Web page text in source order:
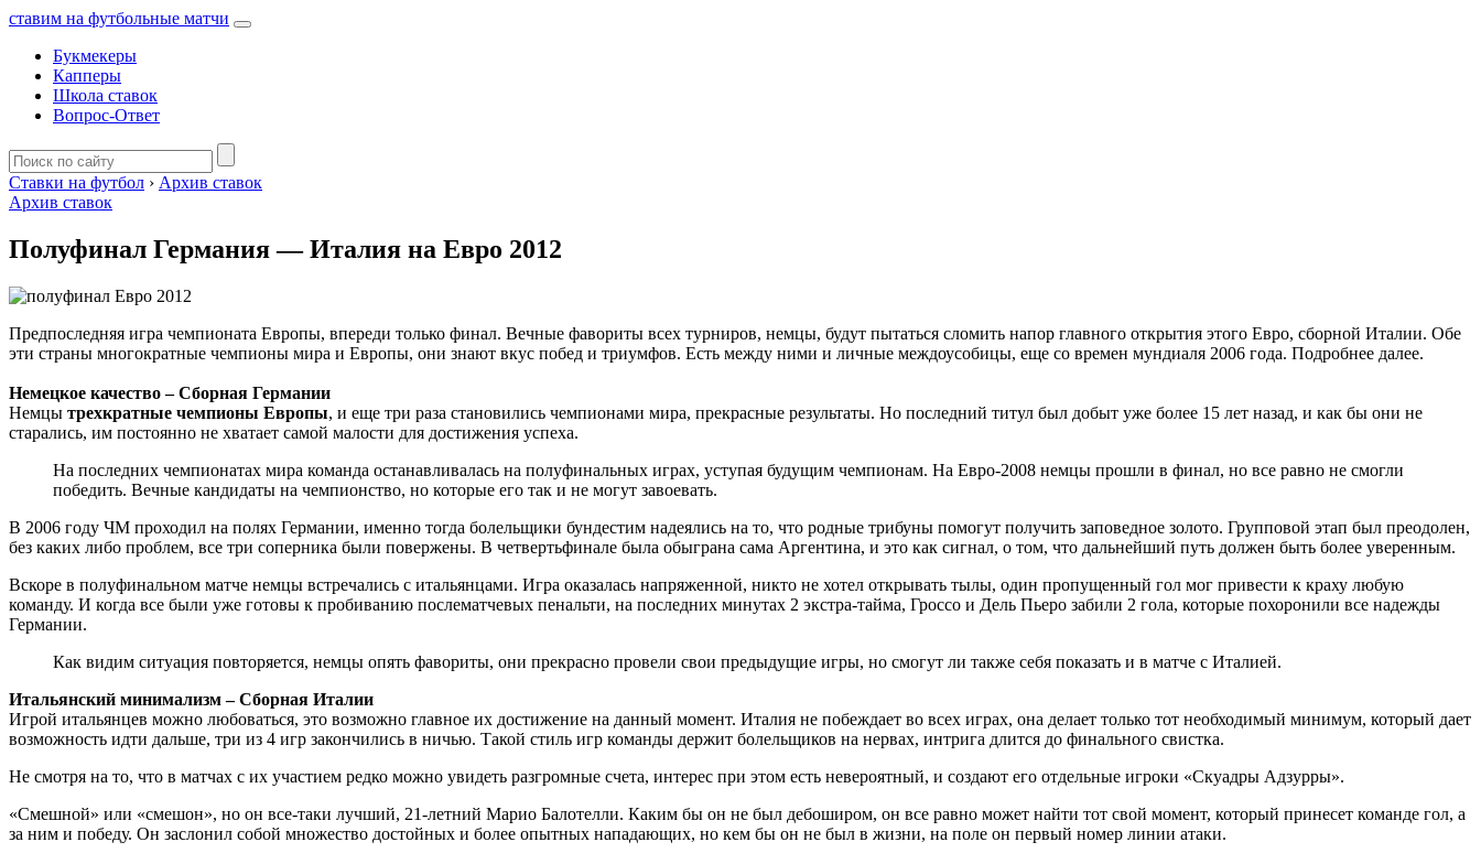
ставим на футбольные матчи
Букмекеры
Капперы
Школа ставок
Вопрос-Ответ
Ставки на футбол › Архив ставок
Архив ставок
Полуфинал Германия — Италия на Евро 2012
Предпоследняя игра чемпионата Европы, впереди только финал. Вечные фавориты всех турниров, немцы, будут пытаться сломить напор главного открытия этого Евро, сборной Италии. Обе
эти страны многократные чемпионы мира и Европы, они знают вкус побед и триумфов. Есть между ними и личные междоусобицы, еще со времен мундиаля 2006 года. Подробнее далее.
Немецкое качество – Сборная Германии
Немцы трехкратные чемпионы Европы, и еще три раза становились чемпионами мира, прекрасные результаты. Но последний титул был добыт уже более 15 лет назад, и как бы они не
старались, им постоянно не хватает самой малости для достижения успеха.
На последних чемпионатах мира команда останавливалась на полуфинальных играх, уступая будущим чемпионам. На Евро-2008 немцы прошли в финал, но все равно не смогли
победить. Вечные кандидаты на чемпионство, но которые его так и не могут завоевать.
В 2006 году ЧМ проходил на полях Германии, именно тогда болельщики бундестим надеялись на то, что родные трибуны помогут получить заповедное золото. Групповой этап был преодолен,
без каких либо проблем, все три соперника были повержены. В четвертьфинале была обыграна сама Аргентина, и это как сигнал, о том, что дальнейший путь должен быть более уверенным.
Вскоре в полуфинальном матче немцы встречались с итальянцами. Игра оказалась напряженной, никто не хотел открывать тылы, один пропущенный гол мог привести к краху любую
команду. И когда все были уже готовы к пробиванию послематчевых пенальти, на последних минутах 2 экстра-тайма, Гроссо и Дель Пьеро забили 2 гола, которые похоронили все надежды
Германии.
Как видим ситуация повторяется, немцы опять фавориты, они прекрасно провели свои предыдущие игры, но смогут ли также себя показать и в матче с Италией.
Итальянский минимализм – Сборная Италии
Игрой итальянцев можно любоваться, это возможно главное их достижение на данный момент. Италия не побеждает во всех играх, она делает только тот необходимый минимум, который дает
возможность идти дальше, три из 4 игр закончились в ничью. Такой стиль игр команды держит болельщиков на нервах, интрига длится до финального свистка.
Не смотря на то, что в матчах с их участием редко можно увидеть разгромные счета, интерес при этом есть невероятный, и создают его отдельные игроки «Скуадры Адзурры».
«Смешной» или «смешон», но он все-таки лучший, 21-летний Марио Балотелли. Каким бы он не был дебоширом, он все равно может найти тот свой момент, который принесет команде гол, а
за ним и победу. Он заслонил собой множество достойных и более опытных нападающих, но кем бы он не был в жизни, на поле он первый номер линии атаки.